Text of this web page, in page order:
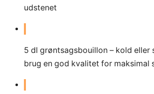
udstenet
5 dl grøntsagsbouillon – kold eller
brug en god kvalitet for maksimal